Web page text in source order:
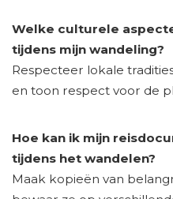
Welke culturele
tijdens mijn wandeling?
Respecteer lokale
en toon respect voor de
Hoe kan ik mijn
tijdens het wandelen?
Maak kopieën van